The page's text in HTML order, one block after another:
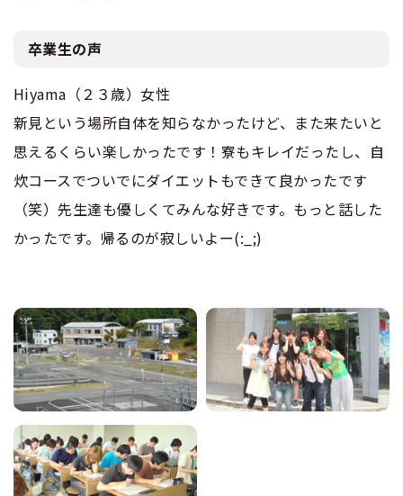
卒業生の声
Hiyama（２３歳）女性
新見という場所自体を知らなかったけど、また来たいと
思えるくらい楽しかったです！寮もキレイだったし、自
炊コースでついでにダイエットもできて良かったです
（笑）先生達も優しくてみんな好きです。もっと話した
かったです。帰るのが寂しいよー(:_;)